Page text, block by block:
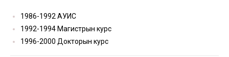
1986-1992 АУИС
1992-1994 Магистрын курс
1996-2000 Докторын курс